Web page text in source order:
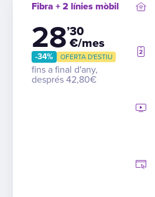
Fibra + 2 línies mòbil
28’30
€/mes
-34% OFERTA D'ESTIU
fins a final d'any,
després 42,80€